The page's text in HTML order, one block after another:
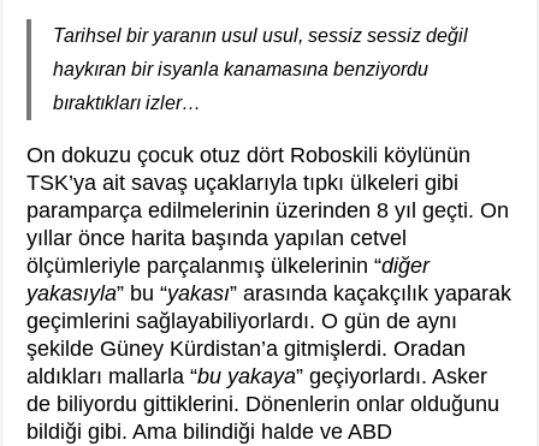
Tarihsel bir yaranın usul usul, sessiz sessiz değil
haykıran bir isyanla kanamasına benziyordu
bıraktıkları izler…
On dokuzu çocuk otuz dört Roboskili köylünün
TSK’ya ait savaş uçaklarıyla tıpkı ülkeleri gibi
paramparça edilmelerinin üzerinden 8 yıl geçti. On
yıllar önce harita başında yapılan cetvel
ölçümleriyle parçalanmış ülkelerinin “diğer
yakasıyla” bu “yakası” arasında kaçakçılık yaparak
geçimlerini sağlayabiliyorlardı. O gün de aynı
şekilde Güney Kürdistan’a gitmişlerdi. Oradan
aldıkları mallarla “bu yakaya” geçiyorlardı. Asker
de biliyordu gittiklerini. Dönenlerin onlar olduğunu
bildiği gibi. Ama bilindiği halde ve ABD